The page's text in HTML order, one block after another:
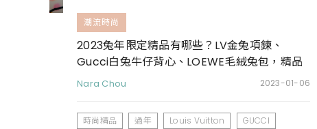
潮流時尚
2023兔年限定精品有哪些？LV金兔項鍊、
Gucci白兔牛仔背心、LOEWE毛絨兔包，精品
大牌也抵擋不了兔兔的可愛魅力
Nara Chou 2023-01-06
時尚精品 過年 Louis Vuitton
GUCCI